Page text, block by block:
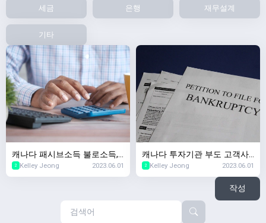
세금 은행 재무설계
기타
캐나다 패시브소득 불로소득,
캐나다 부동산투자 & 캐나다
증권투자 차이
2 Kelley Jeong 2023.06.01
캐나다 투자기관 부도 고객사
례,캐나다 투자회사가 망하면
제 돈은요..?
2 Kelley Jeong 2023.06.01
작성